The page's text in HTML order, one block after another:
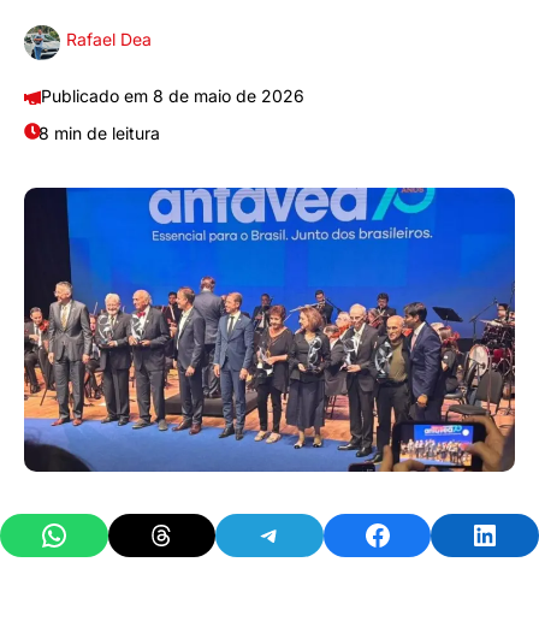
Rafael Dea
8 de maio de 2026
8 min de leitura
Share on WhatsAppShare on ThreadsShare on TelegramShare on Facebook